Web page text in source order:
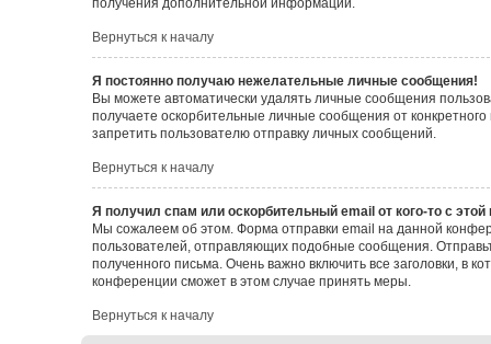
получения дополнительной информации.
Вернуться к началу
Я постоянно получаю нежелательные личные сообщения!
Вы можете автоматически удалять личные сообщения
получаете оскорбительные личные сообщения от
запретить пользователю отправку личных сообщений.
Вернуться к началу
Я получил спам или оскорбительный email от кого-то с
Мы сожалеем об этом. Форма отправки email на данной
пользователей, отправляющих подобные сообщения.
полученного письма. Очень важно включить все заголовки, в
конференции сможет в этом случае принять меры.
Вернуться к началу